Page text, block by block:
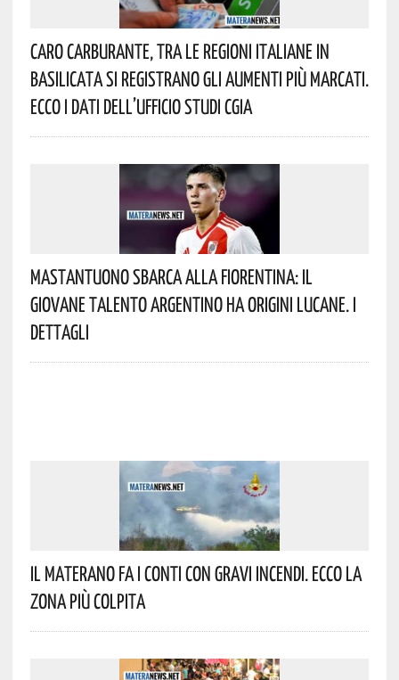
Caro Carburante, Tra Le Regioni Italiane In
Basilicata Si Registrano Gli Aumenti Più Marcati.
Ecco I Dati Dell’Ufficio Studi CGIA
Mastantuono Sbarca Alla Fiorentina: Il
Giovane Talento Argentino Ha Origini Lucane. I
Dettagli
Il Materano Fa I Conti Con Gravi Incendi. Ecco La
Zona Più Colpita